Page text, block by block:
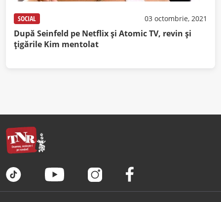
SOCIAL 03 octombrie, 2021
După Seinfeld pe Netflix și Atomic TV, revin și
țigările Kim mentolat